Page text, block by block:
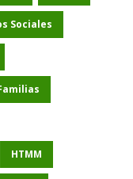
Sociales
HTMM